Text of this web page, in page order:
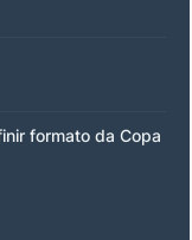
formato da Copa